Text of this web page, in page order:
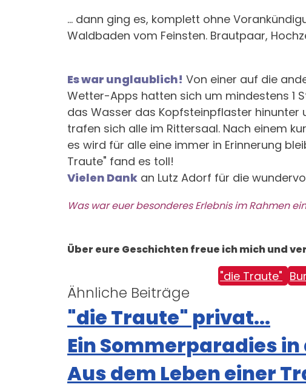
... dann ging es, komplett ohne
Waldbaden vom Feinsten. Brautpaar,
Es war unglaublich! Von einer auf die
Wetter-Apps hatten sich um mindestens 1
das Wasser das Kopfsteinpflaster hinunter
trafen sich alle im Rittersaal. Nach einem
es wird für alle eine immer in Erinnerung
Traute" fand es toll!
Vielen Dank an Lutz Adorf für die
Was war euer besonderes Erlebnis im Rahmen
Über eure Geschichten freue ich mich und
"die Traute"
Ähnliche Beiträge
"die Traute" privat...
Ein Sommerparadies
Aus dem Leben einer